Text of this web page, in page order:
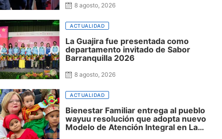
para La Guajira
8 agosto, 2026
ACTUALIDAD
La Guajira fue presentada como
departamento invitado de Sabor
Barranquilla 2026
8 agosto, 2026
ACTUALIDAD
Bienestar Familiar entrega al pueblo
wayuu resolución que adopta nuevo
Modelo de Atención Integral en La